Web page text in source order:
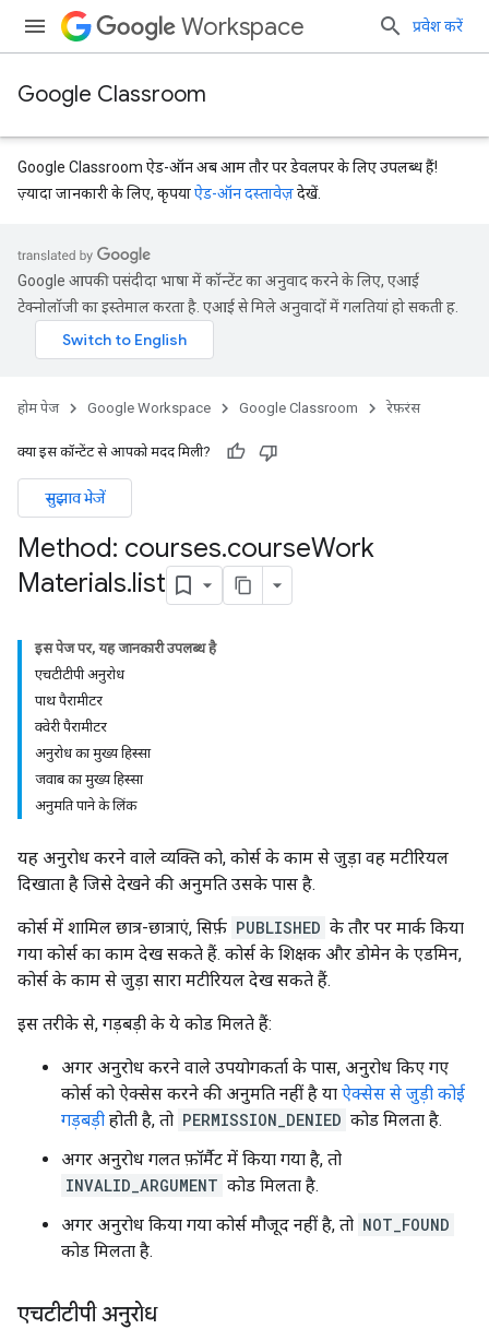
Workspace प्रवेश करें
Google Classroom
Google Classroom ऐड-ऑन अब आम तौर पर डेवलपर के लिए उपलब्ध हैं!
ज़्यादा जानकारी के लिए, कृपयाऐड-ऑन दस्तावेज़देखें.
Google आपकी पसंदीदा भाषा में कॉन्टेंट का अनुवाद करने के लिए, एआई
टेक्नोलॉजी का इस्तेमाल करता है. एआई से मिले अनुवादों में गलतियां हो सकती हैं.
होम पेज Google Workspace Google Classroom रेफ़रंस
क्या इस कॉन्टेंट से आपको मदद मिली?
सुझाव भेजें
Method: courses.courseWork
Materials.list
इस पेज पर, यह जानकारी उपलब्ध है
एचटीटीपी अनुरोध
पाथ पैरामीटर
क्वेरी पैरामीटर
अनुरोध का मुख्य हिस्सा
जवाब का मुख्य हिस्सा
अनुमति पाने के लिंक
यह अनुरोध करने वाले व्यक्ति को, कोर्स के काम से जुड़ा वह मटीरियल
दिखाता है जिसे देखने की अनुमति उसके पास है.
कोर्स में शामिल छात्र-छात्राएं, सिर्फ़ PUBLISHED के तौर पर मार्क किया
गया कोर्स का काम देख सकते हैं. कोर्स के शिक्षक और डोमेन के एडमिन,
कोर्स के काम से जुड़ा सारा मटीरियल देख सकते हैं.
इस तरीके से, गड़बड़ी के ये कोड मिलते हैं:
अगर अनुरोध करने वाले उपयोगकर्ता के पास, अनुरोध किए गए
कोर्स को ऐक्सेस करने की अनुमति नहीं है या ऐक्सेस से जुड़ी कोई
गड़बड़ी होती है, तो PERMISSION_DENIED कोड मिलता है.
अगर अनुरोध गलत फ़ॉर्मैट में किया गया है, तो
INVALID_ARGUMENT कोड मिलता है.
अगर अनुरोध किया गया कोर्स मौजूद नहीं है, तो NOT_FOUND
कोड मिलता है.
एचटीटीपी अनुरोध